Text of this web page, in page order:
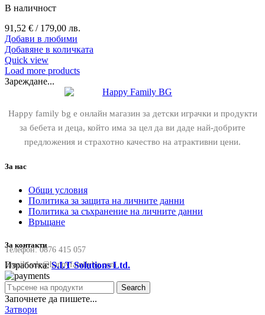
В наличност
91,52 € / 179,00 лв.
Добави в любими
Добавяне в количката
Quick view
Load more products
Зареждане...
Happy family bg е онлайн магазин за детски играчки и продукти
за бебета и деца, който има за цел да ви даде най-добрите
предложения и страхотно качество на атрактивни цени.
За нас
Общи условия
Политика за защита на личните данни
Политика за съхранение на личните данни
Връщане
За контакти
Телефон:0876 415 057
Email:sale@happyfamilybg.com
Изработка:S.I.T Solutions Ltd.
Search
Започнете да пишете...
Затвори